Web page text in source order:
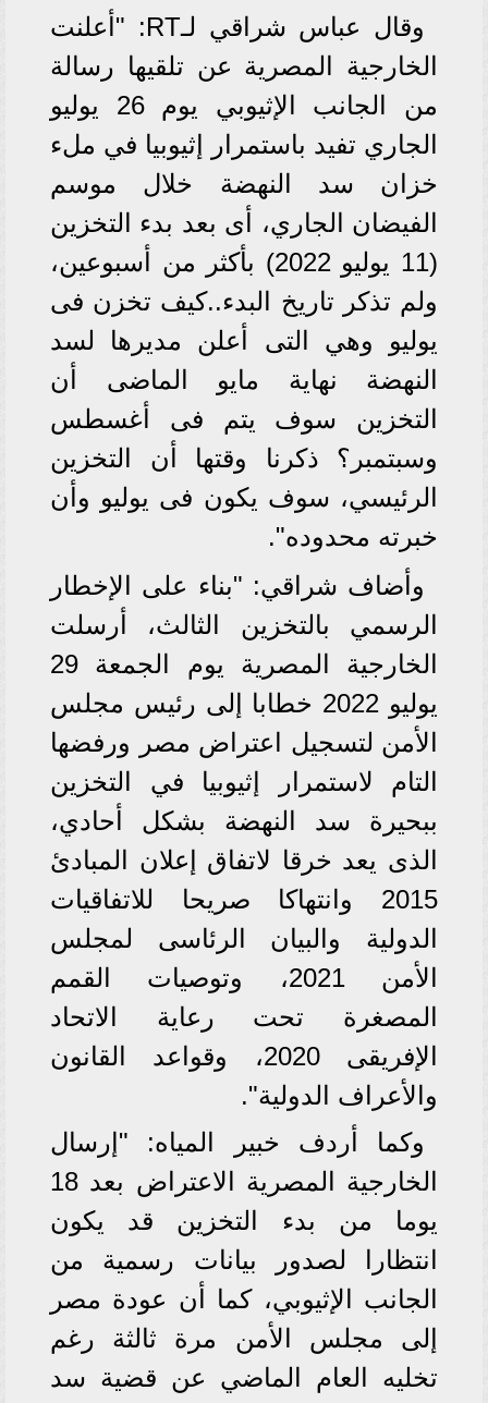
وقال عباس شراقي لـRT: "أعلنت
الخارجية المصرية عن تلقيها رسالة
من الجانب الإثيوبي يوم 26 يوليو
الجاري تفيد باستمرار إثيوبيا في ملء
خزان سد النهضة خلال موسم
الفيضان الجاري، أى بعد بدء التخزين
(11 يوليو 2022) بأكثر من أسبوعين،
ولم تذكر تاريخ البدء..كيف تخزن فى
يوليو وهي التى أعلن مديرها لسد
النهضة نهاية مايو الماضى أن
التخزين سوف يتم فى أغسطس
وسبتمبر؟ ذكرنا وقتها أن التخزين
الرئيسي، سوف يكون فى يوليو وأن
خبرته محدوده".
وأضاف شراقي: "بناء على الإخطار
الرسمي بالتخزين الثالث، أرسلت
الخارجية المصرية يوم الجمعة 29
يوليو 2022 خطابا إلى رئيس مجلس
الأمن لتسجيل اعتراض مصر ورفضها
التام لاستمرار إثيوبيا في التخزين
ببحيرة سد النهضة بشكل أحادي،
الذى يعد خرقا لاتفاق إعلان المبادئ
2015 وانتهاكا صريحا للاتفاقيات
الدولية والبيان الرئاسى لمجلس
الأمن 2021، وتوصيات القمم
المصغرة تحت رعاية الاتحاد
الإفريقى 2020، وقواعد القانون
والأعراف الدولية".
وكما أردف خبير المياه: "إرسال
الخارجية المصرية الاعتراض بعد 18
يوما من بدء التخزين قد يكون
انتظارا لصدور بيانات رسمية من
الجانب الإثيوبي، كما أن عودة مصر
إلى مجلس الأمن مرة ثالثة رغم
تخليه العام الماضي عن قضية سد